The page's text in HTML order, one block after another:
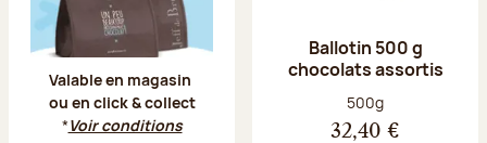
Valable en magasin
ou en click & collect
*Voir conditions
Ballotin 500 g
chocolats assortis
Poids net :
500g
32,40 €